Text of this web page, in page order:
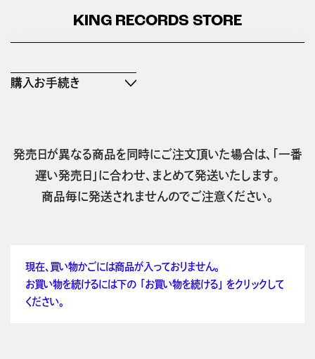
KING RECORDS STORE
購入お手続き
発売日が異なる商品を同時にご注文頂いた場合は、「一番
遅い発売日」に合わせ、まとめて発送いたします。
商品毎に発送されませんのでご注意ください。
現在、買い物かごには商品が入っておりません。
お買い物を続けるには下の 「お買い物を続ける」 をクリックして
ください。